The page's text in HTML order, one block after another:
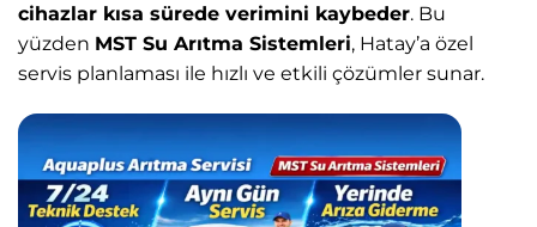
cihazlar kısa sürede verimini kaybeder. Bu
yüzden MST Su Arıtma Sistemleri, Hatay’a özel
servis planlaması ile hızlı ve etkili çözümler sunar.